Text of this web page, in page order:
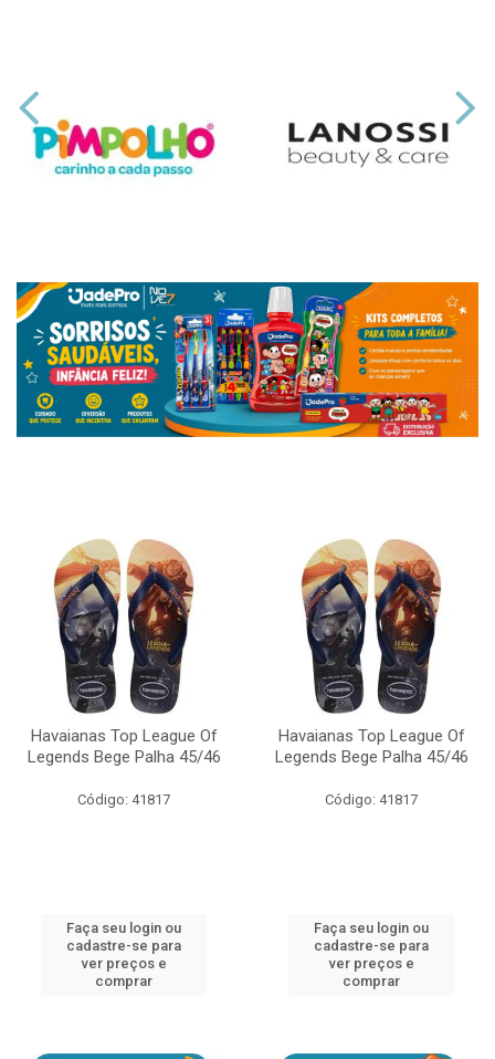
Havaianas Top League Of
Legends Bege Palha 45/46
Código: 41817
Faça seu login ou
cadastre-se para
ver preços e
comprar
Havaianas Top League Of
Legends Bege Palha 45/46
Código: 41817
Faça seu login ou
cadastre-se para
ver preços e
comprar